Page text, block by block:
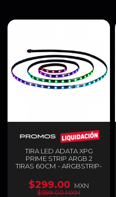
TIRA LED ADATA XPG
PRIME STRIP ARGB 2
TIRAS 60CM - ARGBSTRIP-
$299.00
MXN
$599.00 MXM